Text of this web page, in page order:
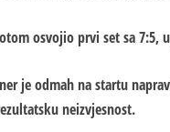
osvojio prvi set sa
je odmah na startu
neizvjesnost.